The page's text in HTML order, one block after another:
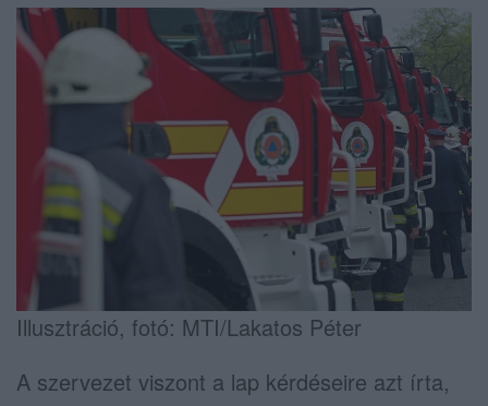
Illusztráció, fotó: MTI/Lakatos Péter
A szervezet viszont a lap kérdéseire azt írta,